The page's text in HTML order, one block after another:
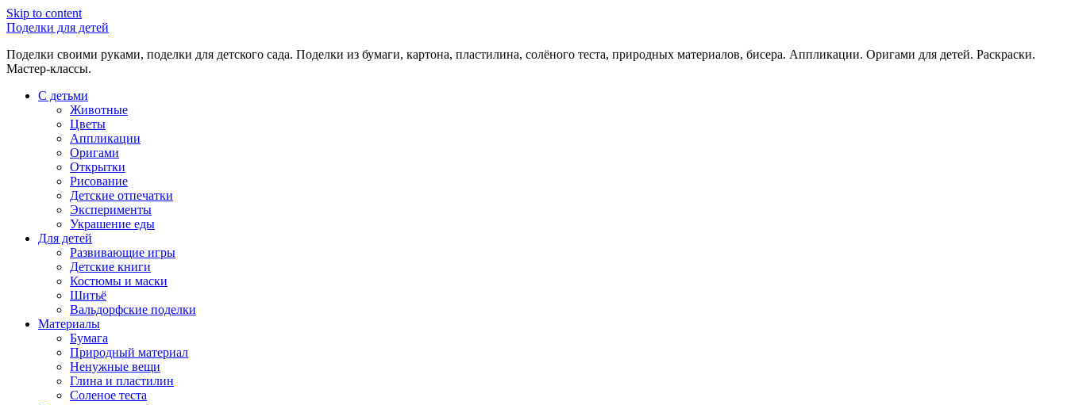
Skip to content
Поделки для детей
Поделки своими руками, поделки для детского сада. Поделки из бумаги, картона, пластилина, солёного теста, природных материалов, бисера. Аппликации. Оригами для детей. Раскраски.
Мастер-классы.
С детьми
Животные
Цветы
Аппликации
Оригами
Открытки
Рисование
Детские отпечатки
Эксперименты
Украшение еды
Для детей
Развивающие игры
Детские книги
Костюмы и маски
Шитьё
Вальдорфские поделки
Материалы
Бумага
Природный материал
Ненужные вещи
Глина и пластилин
Соленое теста